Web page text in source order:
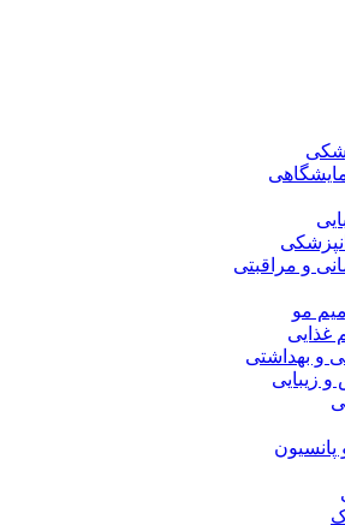
و مراقبتی
مو
غذایی
و بهداشتی
زیبایی
پانسیون